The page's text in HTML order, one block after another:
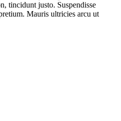
tincidunt justo. Suspendisse
Mauris ultricies arcu ut